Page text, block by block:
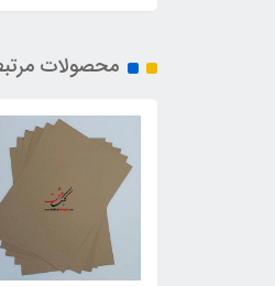
محصولات